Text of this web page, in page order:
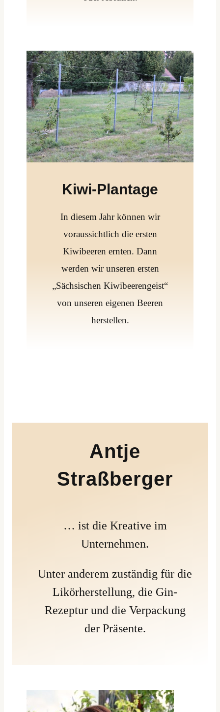
Kiwi-Plantage
In diesem Jahr können wir
voraussichtlich die ersten
Kiwibeeren ernten. Dann
werden wir unseren ersten
„Sächsischen Kiwibeerengeist“
von unseren eigenen Beeren
herstellen.
Antje
Straßberger
… ist die Kreative im
Unternehmen.
Unter anderem zuständig für die
Likörherstellung, die Gin-
Rezeptur und die Verpackung
der Präsente.